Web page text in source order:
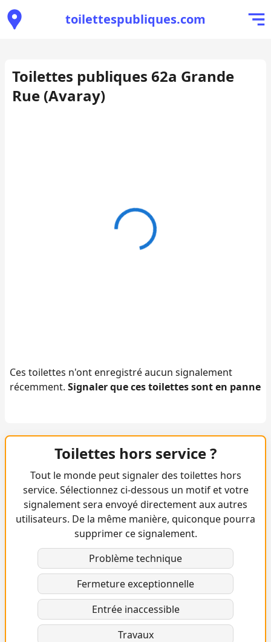
toilettespubliques.com
Toilettes publiques 62a Grande
Rue (Avaray)
Ces toilettes n'ont enregistré aucun signalement
récemment. Signaler que ces toilettes sont en panne
Toilettes hors service ?
Tout le monde peut signaler des toilettes hors
service. Sélectionnez ci-dessous un motif et votre
signalement sera envoyé directement aux autres
utilisateurs. De la même manière, quiconque pourra
supprimer ce signalement.
Problème technique
Fermeture exceptionnelle
Entrée inaccessible
Travaux